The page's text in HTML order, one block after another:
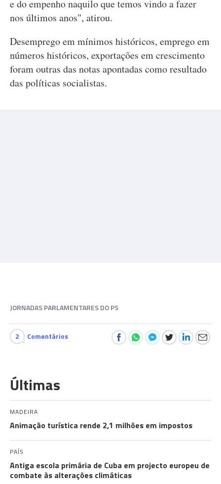
e do empenho naquilo que temos vindo a fazer
nos últimos anos", atirou.
Desemprego em mínimos históricos, emprego em
números históricos, exportações em crescimento
foram outras das notas apontadas como resultado
das políticas socialistas.
JORNADAS PARLAMENTARES DO PS
2 Comentários
Últimas
MADEIRA
Animação turística rende 2,1 milhões em impostos
PAÍS
Antiga escola primária de Cuba em projecto europeu de
combate às alterações climáticas